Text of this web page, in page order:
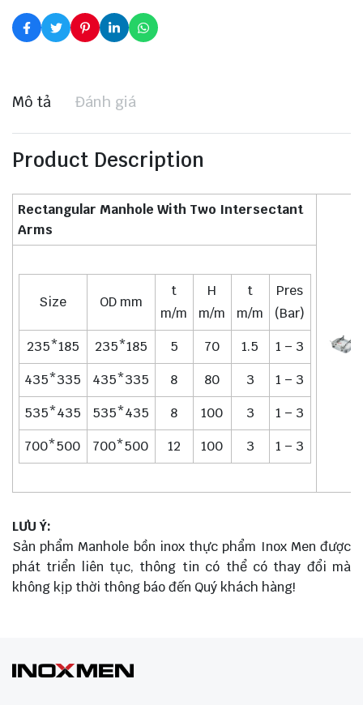
Mô tả Đánh giá
Product Description
Rectangular Manhole With Two Intersectant
Arms
Size OD mm
t
m/m
H
m/m
t
m/m
Pres
(Bar)
235*185
235*185 5 70 1.5
1 – 3
435*335
435*335 8 80 3
1 – 3
535*435
535*435 8 100 3
1 – 3
700*500
700*500 12 100 3 1 – 3
LƯU Ý:
Sản phẩm Manhole bồn inox thực phẩm Inox Men được
phát triển liên tục, thông tin có thể có thay đổi mà
không kịp thời thông báo đến Quý khách hàng!